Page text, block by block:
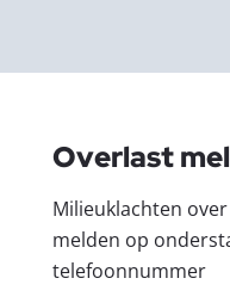
Overlast
Milieuklachten
melden op
telefoonnummer